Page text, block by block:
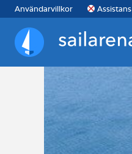
Användarvillkor Assistans
Sailarena